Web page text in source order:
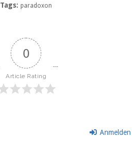
Tags: paradoxon
0
Article Rating
Anmelden